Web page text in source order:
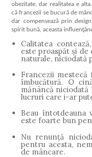
obezitate, dar realitatea e
că francezii se bucură de
dar compensează prin
spirit bună, aceasta
Calitatea
este proaspăt şi de
naturale, niciodată
Francezii
îmbucătură. O
mănâncă niciodată
lucruri care i-ar
Beau întotdeauna
este foarte bun
Nu renunţă
pentru acesta,
de mâncare.